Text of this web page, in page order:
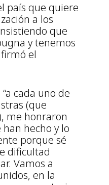
país que quiere
a los
que
y tenemos
el
cada uno de
(que
me honraron
hecho y lo
porque sé
dificultad
Vamos a
en la